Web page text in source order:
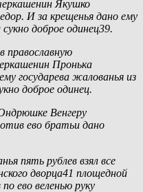
Якушко
И за крещенья дано ему
доброе одинец39.
православную
Пронька
государева жалованья из
доброе одинец.
Венгеру
ево братьи дано
пять рублев взял все
дворца41 площедной
ево веленью руку